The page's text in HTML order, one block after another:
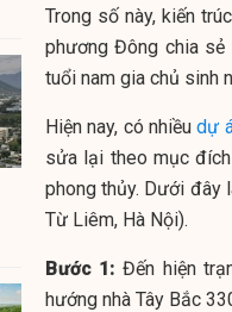
Trong số này, kiến
phương Đông chia sẻ
tuổi nam gia chủ sinh
Hiện nay, có nhiềudự
sửa lại theo mục
phong thủy. Dưới đây
Từ Liêm, Hà Nội).
Bước 1: Đến hiện
hướng nhà Tây Bắc